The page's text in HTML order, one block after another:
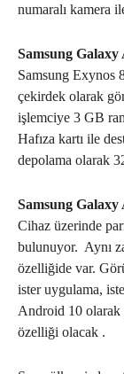
numaralı kamera
Samsung
Samsung Exynos
çekirdek olarak
işlemciye 3 GB
Hafıza kartı ile
depolama olarak
Samsung
Cihaz üzerinde
bulunuyor. Aynı
özelliğide var.
ister uygulama,
Android 10 olarak
özelliği olacak .